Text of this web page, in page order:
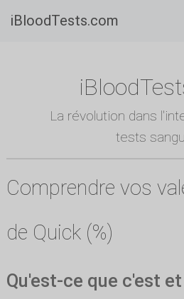
iBloodTests.com
La révolution dans
tests
Comprendre vos
de Quick (%)
Qu'est-ce que c'est